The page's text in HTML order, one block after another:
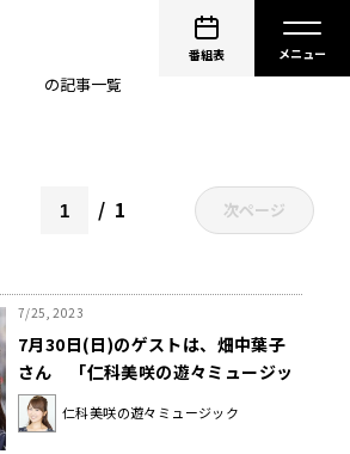
番組表
の遊々ミュージック
の記事一覧
1 次ページ
7/25, 2023
7月30日(日)のゲストは、畑中葉子
さん 「仁科美咲の遊々ミュージッ
ク」
仁科美咲の遊々ミュージック